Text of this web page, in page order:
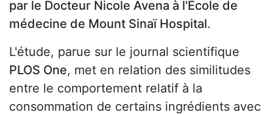
par le Docteur Nicole Avena à l'École de
médecine de Mount Sinaï Hospital.
L'étude, parue sur le journal scientifique
PLOS One, met en relation des similitudes
entre le comportement relatif à la
consommation de certains ingrédients avec